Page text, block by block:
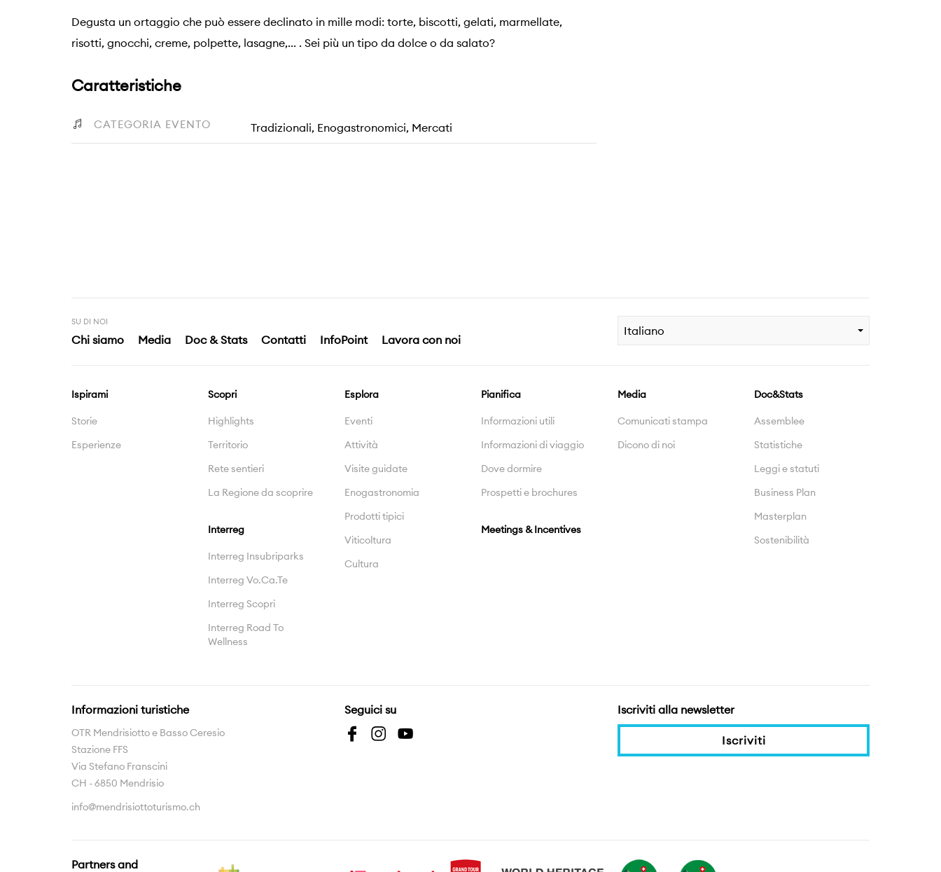
Degusta un ortaggio che può essere declinato in mille modi: torte, biscotti, gelati, marmellate,
risotti, gnocchi, creme, polpette, lasagne,... . Sei più un tipo da dolce o da salato?
Caratteristiche
CATEGORIA EVENTO Tradizionali, Enogastronomici, Mercati
SU DI NOI
Chi siamo Media Doc & Stats Contatti InfoPoint Lavora con noi
Italiano
Ispirami
Storie
Esperienze
Scopri
Highlights
Territorio
Rete sentieri
La Regione da scoprire
Interreg
Interreg Insubriparks
Interreg Vo.Ca.Te
Interreg Scopri
Interreg Road To
Wellness
Esplora
Eventi
Attività
Visite guidate
Enogastronomia
Prodotti tipici
Viticoltura
Cultura
Pianifica
Informazioni utili
Informazioni di viaggio
Dove dormire
Prospetti e brochures
Meetings & Incentives
Media
Comunicati stampa
Dicono di noi
Doc&Stats
Assemblee
Statistiche
Leggi e statuti
Business Plan
Masterplan
Sostenibilità
Informazioni turistiche
OTR Mendrisiotto e Basso Ceresio
Stazione FFS
Via Stefano Franscini
CH - 6850 Mendrisio
info@mendrisiottoturismo.ch
Seguici su Iscriviti alla newsletter
Iscriviti
Partners and